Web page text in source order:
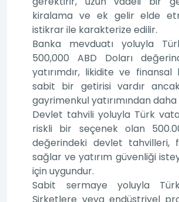
kiralama ve ek gelir elde
istikrar ile karakterize edilir.
Banka mevduatı yoluyla
500,000 ABD Doları
yatırımdır, likidite ve
sabit bir getirisi vardır
gayrimenkul yatırımından daha
Devlet tahvili yoluyla Türk
riskli bir seçenek olan
değerindeki devlet tahvilleri,
sağlar ve yatırım güvenliği
için uygundur.
Sabit sermaye yoluyla Türk
Şirketlere veya endüstriyel